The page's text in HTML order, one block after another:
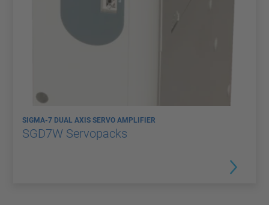
SIGMA-7 DUAL AXIS SERVO AMPLIFIER
SGD7W Servopacks